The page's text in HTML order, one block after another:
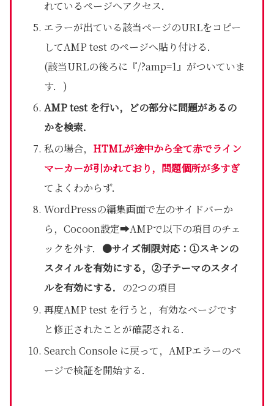
れているページへアクセス．
エラーが出ている該当ページのURLをコピー
してAMP test のページへ貼り付ける．
(該当URLの後ろに『/?amp=1』がついていま
す．)
AMP test を行い，どの部分に問題があるの
かを検索．
私の場合， HTMLが途中から全て赤でライン
マーカーが引かれており，問題個所が多すぎ
てよくわからず．
WordPressの編集画面で左のサイドバーか
ら，Cocoon設定➡AMPで以下の項目のチェ
ックを外す． ●サイズ制限対応：①スキンの
スタイルを有効にする，②子テーマのスタイ
ルを有効にする． の2つの項目
再度AMP test を行うと，有効なページです
と修正されたことが確認される．
Search Console に戻って，AMPエラーのペ
ージで検証を開始する．